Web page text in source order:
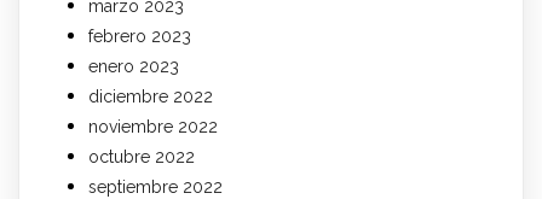
marzo 2023
febrero 2023
enero 2023
diciembre 2022
noviembre 2022
octubre 2022
septiembre 2022